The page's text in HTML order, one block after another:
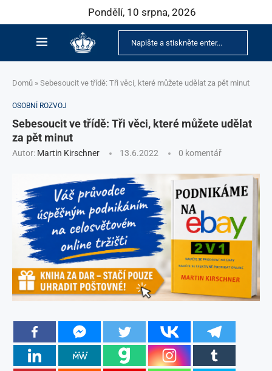
Pondělí, 10 srpna, 2026
Domů » Sebesoucit ve třídě: Tři věci, které můžete udělat za pět minut
OSOBNÍ ROZVOJ
Sebesoucit ve třídě: Tři věci, které můžete udělat
za pět minut
Autor: Martin Kirschner 13.6.2022 0 komentář